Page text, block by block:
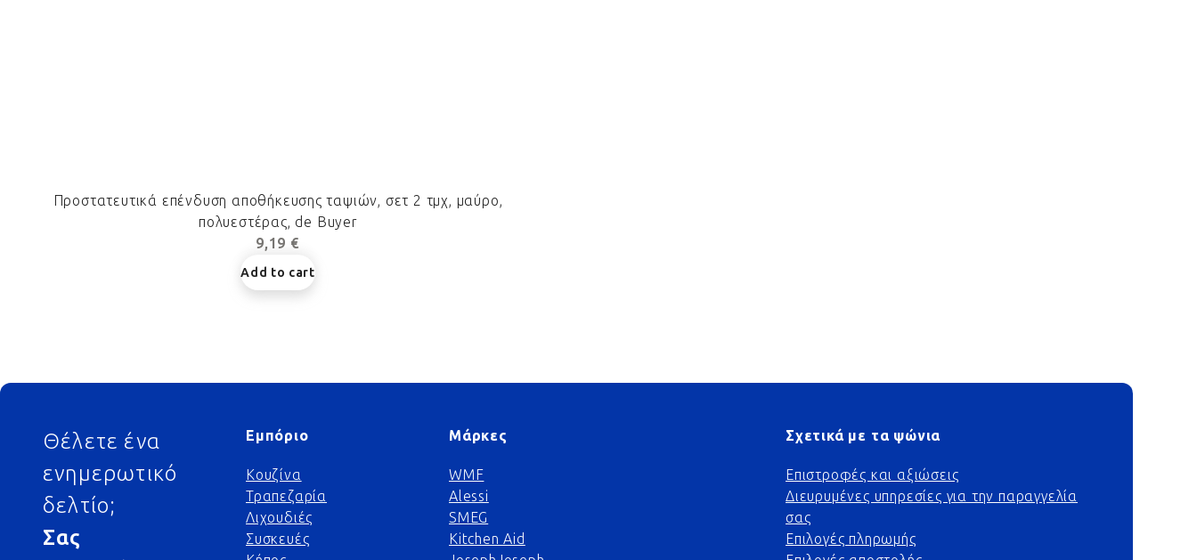
Προστατευτικά επένδυση αποθήκευσης ταψιών, σετ 2 τμχ, μαύρο,
πολυεστέρας, de Buyer
9,19 €
Add to cart
Footer
Θέλετε ένα
ενημερωτικό
δελτίο;
Σας
Εμπόριο
Κουζίνα
Τραπεζαρία
Λιχουδιές
Συσκευές
Μάρκες
WMF
Alessi
SMEG
Kitchen Aid
Σχετικά με τα ψώνια
Επιστροφές και αξιώσεις
Διευρυμένες υπηρεσίες για την παραγγελία
σας
Επιλογές πληρωμής